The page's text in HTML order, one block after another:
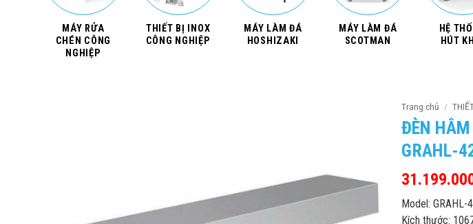
MÁY RỬA
CHÉN CÔNG
NGHIỆP
THIẾT BỊ INOX
CÔNG NGHIỆP
MÁY LÀM ĐÁ
HOSHIZAKI
MÁY LÀM ĐÁ
SCOTMAN
HỆ
HÚT
Trang chủ /
ĐÈN HÂM
GRAHL-
Model: GRAHL-
Kích thước: